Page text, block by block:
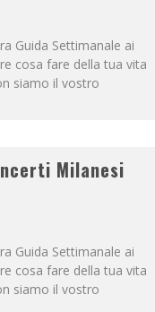
Guida Settimanale ai
cosa fare della tua vita
siamo il vostro
Milanesi
Guida Settimanale ai
cosa fare della tua vita
siamo il vostro